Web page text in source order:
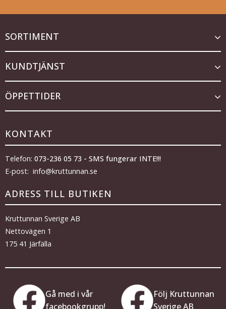
SORTIMENT
KUNDTJÄNST
ÖPPETTIDER
KONTAKT
Telefon: 073-236 05 73 - SMS fungerar INTE!!!
E-post: info@kruttunnan.se
ADRESS TILL BUTIKEN
Kruttunnan Sverige AB
Nettovägen 1
175 41 Järfälla
Gå med i vår
facebookgrupp!
Följ Kruttunnan
Sverige AB